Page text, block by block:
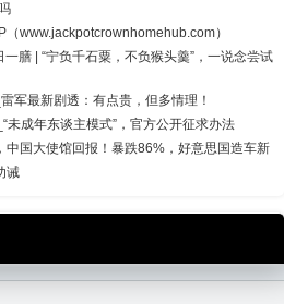
www.jackpotcrownhomehub.com）
膳 | “宁负千石粟，不负猴头羹”，一说念尝试
军最新剧透：有点贵，但多情理！
未成年东谈主模式”，官方公开征求办法
中国大使馆回报！暴跌86%，好意思国造车新
诫